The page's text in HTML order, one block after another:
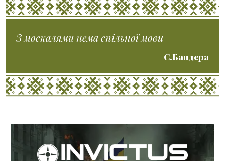
З москалями нема спільної мови
С.Бандера